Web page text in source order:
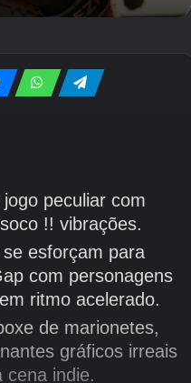
peculiar com
!! vibrações.
esforçam para
com personagens
ritmo acelerado.
de marionetes,
gráficos irreais
cena indie.